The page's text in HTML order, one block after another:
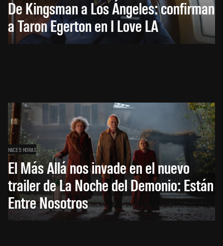
De Kingsman a Los Ángeles: confirman
a Taron Egerton en I Love LA
HACE 5 HORAS
El Más Allá nos invade en el nuevo
trailer de La Noche del Demonio: Están
Entre Nosotros